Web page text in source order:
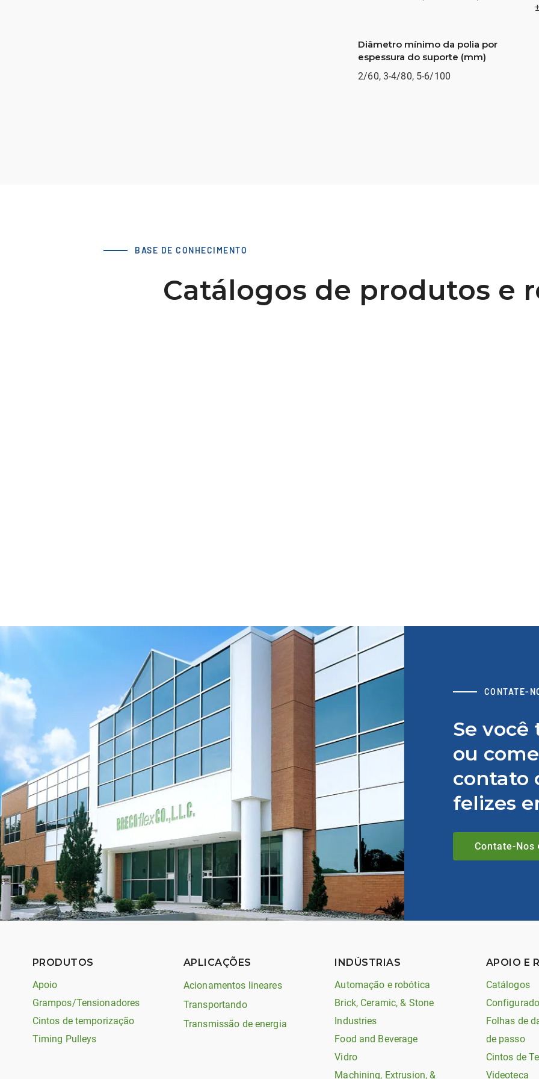
Diâmetro mínimo da polia por
espessura do suporte (mm)
2/60, 3-4/80, 5-6/100
BASE DE CONHECIMENTO
Catálogos de produtos e
Assista ao vídeo
CONTATE-
Se
ou
contato
felizes
Contate-Nos
PRODUTOS
Apoio
Grampos/Tensionadores
Cintos de temporização
Timing Pulleys
APLICAÇÕES
Acionamentos lineares
Transportando
Transmissão de energia
INDÚSTRIAS
Automação e robótica
Brick, Ceramic, & Stone
Industries
Food and Beverage
Vidro
Machining, Extrusion, &
APOIO E
Catálogos
Folhas de
de passo
Cintos de
Videoteca